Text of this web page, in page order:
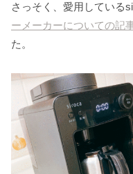
さっそく、愛用している
ーメーカーについての記
た。